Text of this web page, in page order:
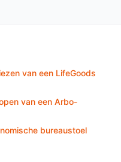
prijzen op
wat perfect past
van een LifeGoods
van een Arbo-
bureaustoel